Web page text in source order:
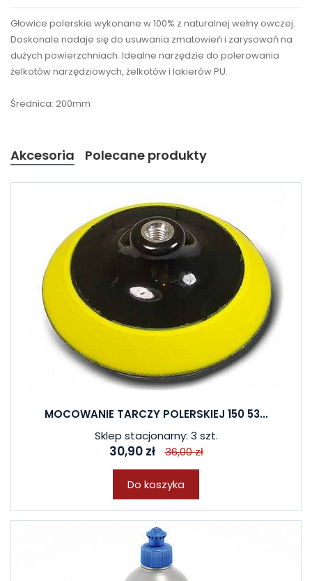
Głowice polerskie wykonane w 100% z naturalnej wełny owczej.
Doskonale nadaje się do usuwania zmatowień i zarysowań na
dużych powierzchniach. Idealne narzędzie do polerowania
żelkotów narzędziowych, żelkotów i lakierów PU.
Średnica: 200mm
Akcesoria Polecane produkty
MOCOWANIE TARCZY POLERSKIEJ 150 53...
Sklep stacjonarny: 3 szt.
30,90 zł 36,00 zł
Do koszyka